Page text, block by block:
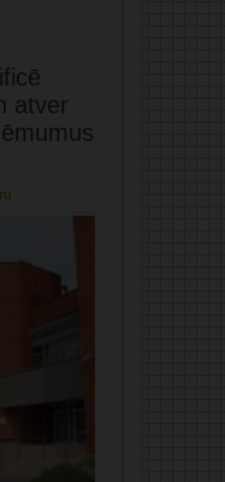
atver